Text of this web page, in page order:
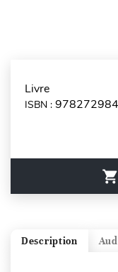
Livre
ISBN :
Description